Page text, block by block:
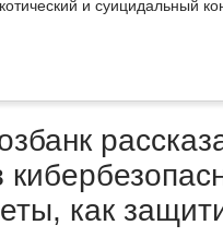
и суицидальный
как